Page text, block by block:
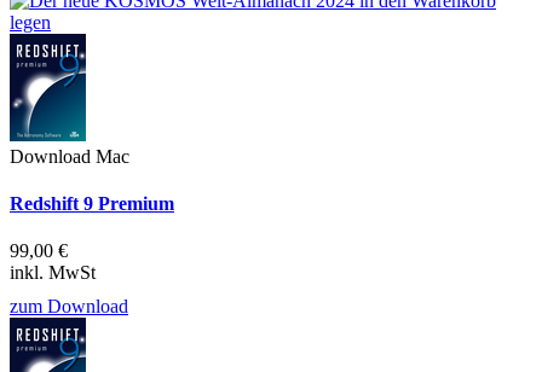
Download Mac
Redshift 9 Premium
99,00 €
inkl. MwSt
zum Download